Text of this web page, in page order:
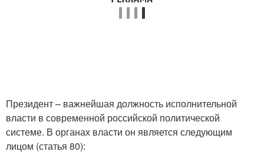
Президент – важнейшая должность исполнительной
власти в современной российской политической
системе. В органах власти он является следующим
лицом (статья 80):